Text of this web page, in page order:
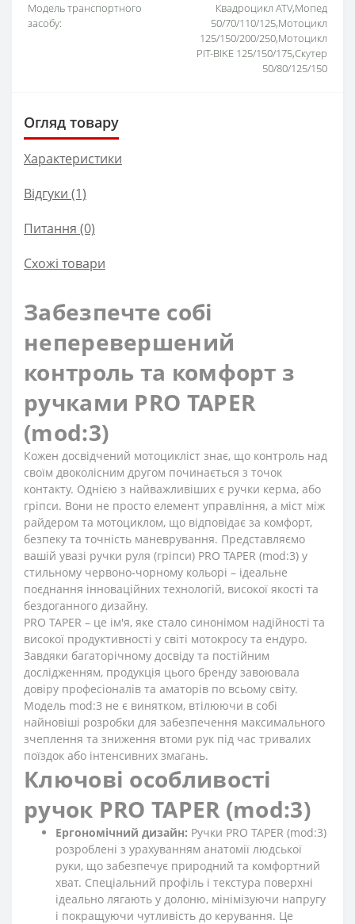
Модель транспортного
засобу:
Квадроцикл ATV,Мопед
50/70/110/125,Мотоцикл
125/150/200/250,Мотоцикл
PIT-BIKE 125/150/175,Скутер
50/80/125/150
Огляд товару
Характеристики
Відгуки (1)
Питання (0)
Схожі товари
Забезпечте собі
неперевершений
контроль та комфорт з
ручками PRO TAPER
(mod:3)
Кожен досвідчений мотоцикліст знає, що контроль над
своїм двоколісним другом починається з точок
контакту. Однією з найважливіших є ручки керма, або
гріпси. Вони не просто елемент управління, а міст між
райдером та мотоциклом, що відповідає за комфорт,
безпеку та точність маневрування. Представляємо
вашій увазі ручки руля (гріпси) PRO TAPER (mod:3) у
стильному червоно-чорному кольорі – ідеальне
поєднання інноваційних технологій, високої якості та
бездоганного дизайну.
PRO TAPER – це ім'я, яке стало синонімом надійності та
високої продуктивності у світі мотокросу та ендуро.
Завдяки багаторічному досвіду та постійним
дослідженням, продукція цього бренду завоювала
довіру професіоналів та аматорів по всьому світу.
Модель mod:3 не є винятком, втілюючи в собі
найновіші розробки для забезпечення максимального
зчеплення та зниження втоми рук під час тривалих
поїздок або інтенсивних змагань.
Ключові особливості
ручок PRO TAPER (mod:3)
Ергономічний дизайн: Ручки PRO TAPER (mod:3)
розроблені з урахуванням анатомії людської
руки, що забезпечує природний та комфортний
хват. Спеціальний профіль і текстура поверхні
ідеально лягають у долоню, мінімізуючи напругу
і покращуючи чутливість до керування. Це